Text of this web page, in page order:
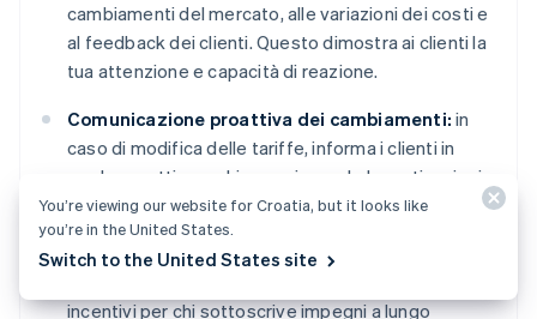
cambiamenti del mercato, alle variazioni dei costi e
al feedback dei clienti. Questo dimostra ai clienti la
tua attenzione e capacità di reazione.
Comunicazione proattiva dei cambiamenti: in
caso di modifica delle tariffe, informa i clienti in
modo proattivo e chiaro, spiegando le motivazioni
alla base del cambiamento.
Sconti e programmi di fidelizzazione:
incentivi per chi sottoscrive impegni a lungo
You’re viewing our website for Croatia, but it looks like
you’re in the United States.
Switch to the United States site